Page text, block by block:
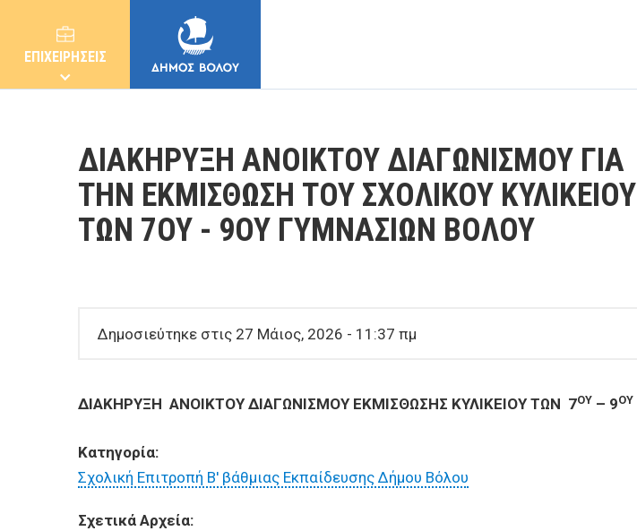
ΕΠΙΧΕΙΡΗΣΕΙΣ
ΕΠΙΧΕΙΡΗΣΕΙΣ
ΕΠΙΣΚΕΠΤΕΣ
ΔΙΑΚΗΡΥΞΗ ΑΝΟΙΚΤΟΥ ΔΙΑΓΩΝΙΣΜΟΥ ΓΙΑ
ΤΗΝ ΕΚΜΙΣΘΩΣΗ ΤΟΥ ΣΧΟΛΙΚΟΥ ΚΥΛΙΚΕΙΟΥ
ΤΩΝ 7ΟΥ - 9ΟΥ ΓΥΜΝΑΣΙΩΝ ΒΟΛΟΥ
Δημοσιεύτηκε στις 27 Μάιος, 2026 - 11:37 πμ
ΔΙΑΚΗΡΥΞΗ ΑΝΟΙΚΤΟΥ ΔΙΑΓΩΝΙΣΜΟΥ ΕΚΜΙΣΘΩΣΗΣ ΚΥΛΙΚΕΙΟΥ ΤΩΝ 7ΟΥ – 9ΟΥ
Κατηγορία:
Σχολική Επιτροπή Β' βάθμιας Εκπαίδευσης Δήμου Βόλου
Σχετικά Αρχεία: